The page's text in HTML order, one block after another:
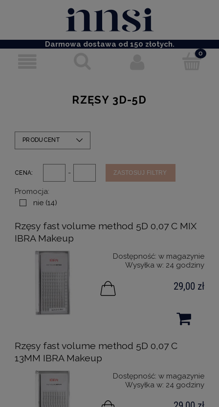
Darmowa dostawa od 150 złotych.
RZĘSY 3D-5D
PRODUCENT
CENA: - ZASTOSUJ FILTRY
Promocja:
nie (14)
Rzęsy fast volume method 5D 0,07 C MIX
IBRA Makeup
Dostępność: w magazynie
Wysyłka w: 24 godziny
29,00 zł
Rzęsy fast volume method 5D 0,07 C
13MM IBRA Makeup
Dostępność: w magazynie
Wysyłka w: 24 godziny